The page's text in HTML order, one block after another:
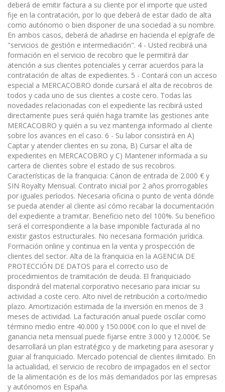
deberá de emitir factura a su cliente por el importe que usted
fije en la contratación, por lo que deberá de estar dado de alta
como autónomo o bien disponer de una sociedad a su nombre.
En ambos casos, deberá de añadirse en hacienda el epígrafe de
"servicios de gestión e intermediación". 4 - Usted recibirá una
formación en el servicio de recobro que le permitirá dar
atención a sus clientes potenciales y cerrar acuerdos para la
contratación de altas de expedientes. 5 - Contará con un acceso
especial a MERCACOBRO donde cursará el alta de recobros de
todos y cada uno de sus clientes a coste cero. Todas las
novedades relacionadas con el expediente las recibirá usted
directamente pues será quién haga tramite las gestiones ante
MERCACOBRO y quién a su vez mantenga informado al cliente
sobre los avances en el caso. 6 - Su labor consistirá en A)
Captar y atender clientes en su zona, B) Cursar el alta de
expedientes en MERCACOBRO y C) Mantener informada a su
cartera de clientes sobre el estado de sus recobros.
Características de la franquicia: Cánon de entrada de 2.000 € y
SIN Royalty Mensual. Contrato inicial por 2 años prorrogables
por iguales períodos. Necesaria oficina o punto de venta dónde
se pueda atender al cliente así cómo recabar la documentación
del expediente a tramitar. Beneficio neto del 100%. Su beneficio
será el correspondiente a la base imponible facturada al no
existir gastos estructurales. No necesaria formación jurídica.
Formación online y continua en la venta y prospección de
clientes del sector. Alta de la franquicia en la AGENCIA DE
PROTECCIÓN DE DATOS para el correcto uso de
procedimientos de tramitación de deuda. El franquiciado
dispondrá del material corporativo necesario para iniciar su
actividad a coste cero. Alto nivel de retribución a corto/medio
plazo. Amortización estimada de la inversión en menos de 3
meses de actividad. La facturación anual puede oscilar como
término medio entre 40.000 y 150.000€ con lo que el nivel de
ganancia neta mensual puede fijarse entre 3.000 y 12.000€. Se
desarrollará un plan estratégico y de marketing para asesorar y
guiar al franquiciado. Mercado potencial de clientes ilimitado. En
la actualidad, el servicio de recobro de impagados en el sector
de la alimentación es de los más demandados por las empresas
y autónomos en España.